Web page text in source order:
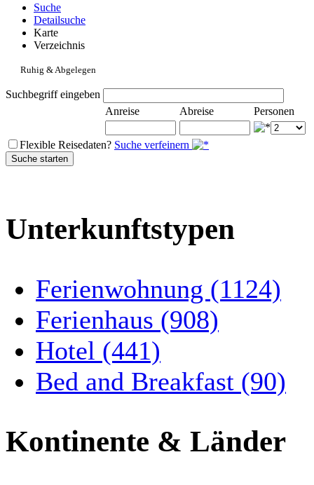
Suche
Detailsuche
Karte
Verzeichnis
Ruhig & Abgelegen
Suchbegriff eingeben
Anreise
Abreise Personen
Flexible Reisedaten? Suche verfeinern
Unterkunftstypen
Ferienwohnung (1124)
Ferienhaus (908)
Hotel (441)
Bed and Breakfast (90)
Kontinente & Länder